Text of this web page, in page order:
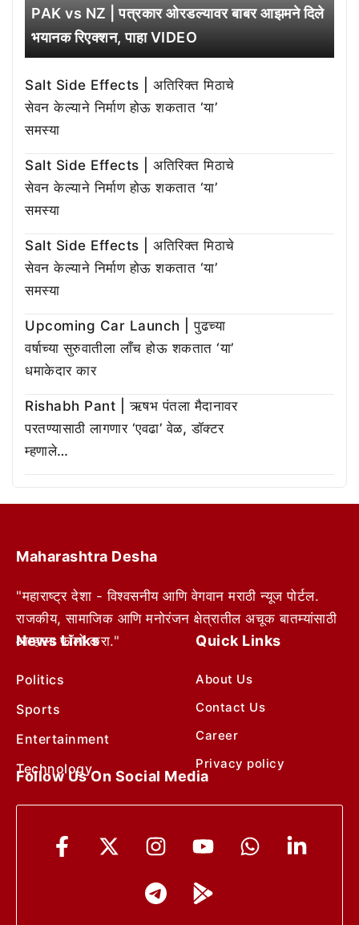
PAK vs NZ | पत्रकार ओरडल्यावर बाबर आझमने दिले
भयानक रिएक्शन, पाहा VIDEO
Salt Side Effects | अतिरिक्त मिठाचे
सेवन केल्याने निर्माण होऊ शकतात ‘या’
समस्या
Salt Side Effects | अतिरिक्त मिठाचे
सेवन केल्याने निर्माण होऊ शकतात ‘या’
समस्या
Salt Side Effects | अतिरिक्त मिठाचे
सेवन केल्याने निर्माण होऊ शकतात ‘या’
समस्या
Upcoming Car Launch | पुढच्या
वर्षाच्या सुरुवातीला लाँच होऊ शकतात ‘या’
धमाकेदार कार
Rishabh Pant | ऋषभ पंतला मैदानावर
परतण्यासाठी लागणार ‘एवढा’ वेळ, डॉक्टर
म्हणाले…
Maharashtra Desha
"महाराष्ट्र देशा - विश्वसनीय आणि वेगवान मराठी न्यूज पोर्टल.
राजकीय, सामाजिक आणि मनोरंजन क्षेत्रातील अचूक बातम्यांसाठी
आम्हाला फॉलो करा."
News Links
Politics
Sports
Entertainment
Technology
Quick Links
About Us
Contact Us
Career
Privacy policy
Follow Us On Social Media